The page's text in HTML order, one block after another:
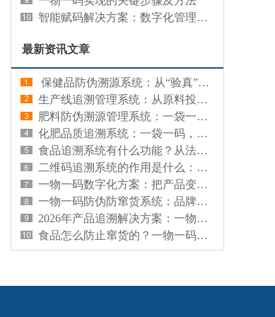
智能赋码解决方案：数字化管理的核心引擎
最新资讯文章
​ 保健品防伪溯源系统：从“验真”到“溯源”的信任升级工具
生产线追溯管理系统：从原料投料到成品出库，每件产品都有完整的生产履历
肥料防伪溯源管理系统：一袋一码，让每袋肥料来源可查、真伪可验
化肥品质追溯系统：一袋一码，看清化肥从原料到农田的品质档案
食品追溯系统有什么功能？从法规合规到消费信任的全链路能力解析
二维码追溯系统的作用是什么：信息查询与流通记录的实用工具
一物一码数字化方案：把产品变成可连接的数字节点
一物一码防伪防窜货系统：品牌保护与渠道管控的双重防线
2026年产品追溯解决方案：一物一码，让每件产品都有完整的数字档案
食品怎么防止窜货的？一物一码，从源头管住食品渠道流向